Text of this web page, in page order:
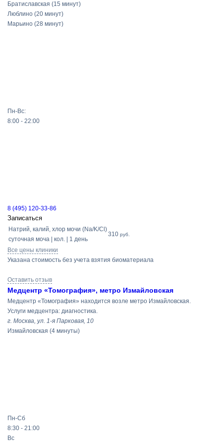
Братиславская (15 минут)
Люблино (20 минут)
Марьино (28 минут)
Пн-Вс:
8:00 - 22:00
8 (495) 120-33-86
Записаться
Натрий, калий, хлор мочи (Na/K/Cl)
суточная моча | кол. | 1 день
310 руб.
Все цены клиники
Указана стоимость без учета взятия биоматериала
Оставить отзыв
Медцентр «Томография», метро Измайловская
Медцентр «Томография» находится возле метро Измайловская.
Услуги медцентра: диагностика.
г. Москва, ул. 1-я Парковая, 10
Измайловская (4 минуты)
Пн-Сб
8:30 - 21:00
Вс